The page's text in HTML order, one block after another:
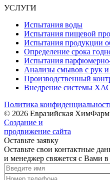
УСЛУГИ
Испытания воды
Испытания пищевой
Испытания продукции
Определение срока
Испытания
Анализы смывов с рук и
Производственный
Внедрение системы
Политика
© 2026 Евразийская ХимФарм
Создание и
продвижение сайта
Оставьте заявку
Оставьте свои контактные
и менеджер свяжется с Вами